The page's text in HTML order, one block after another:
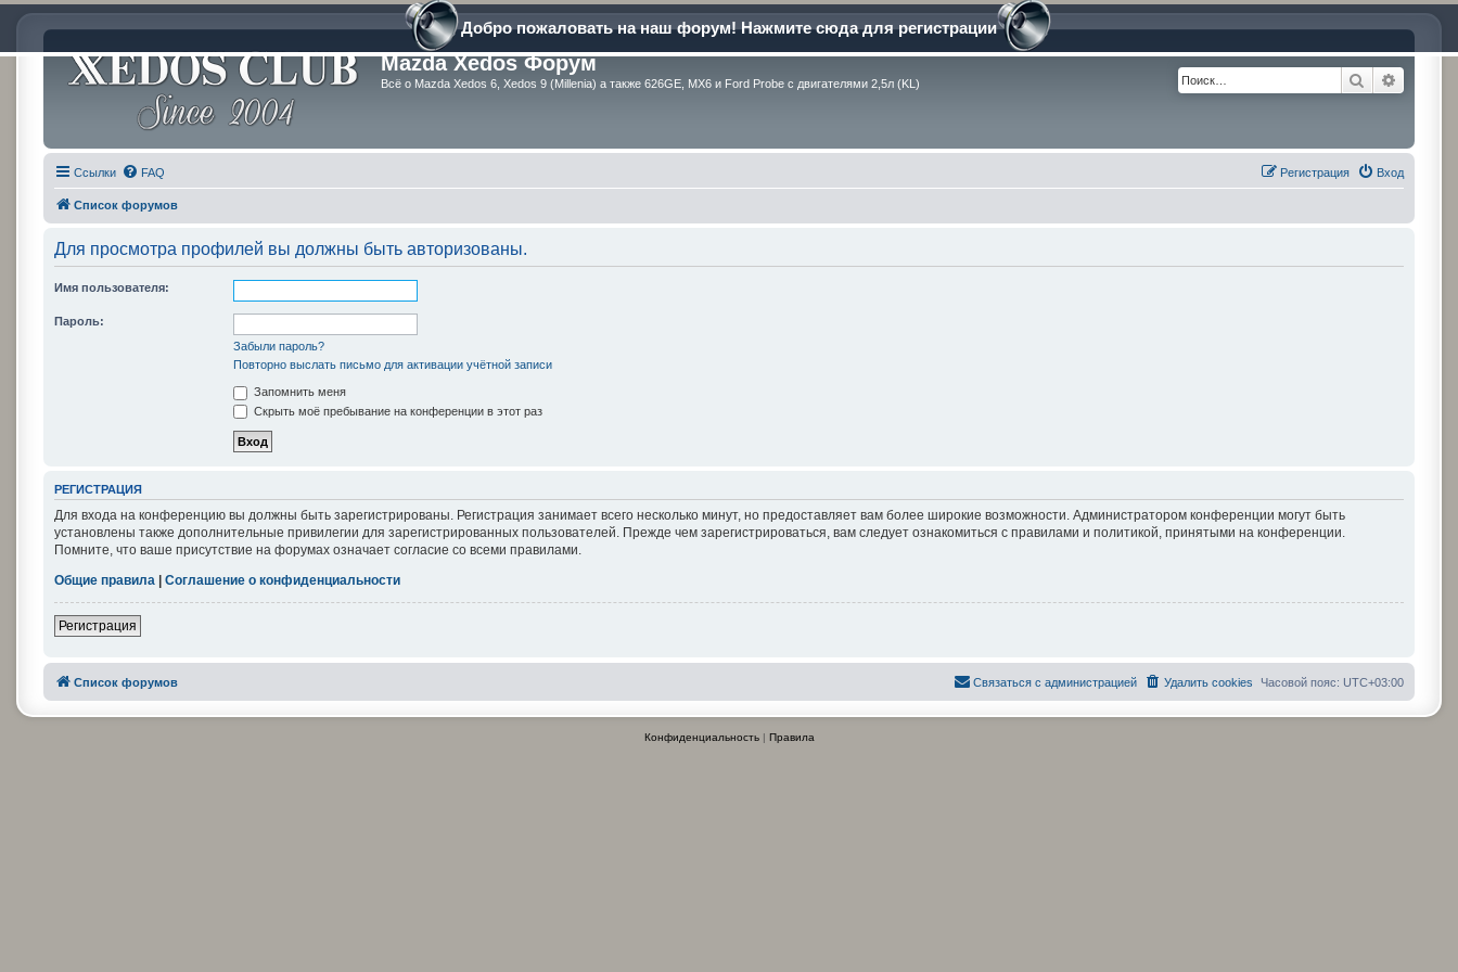
Добро пожаловать на наш форум! Нажмите сюда для регистрации
Mazda Xedos Форум
Всё о Mazda Xedos 6, Xedos 9 (Millenia) а также 626GE, MX6 и Ford Probe с двигателями 2,5л (KL) Поиск
Ссылки FAQ Вход
Регистрация
Список форумов
Для просмотра профилей вы должны быть авторизованы.
Имя пользователя:
Пароль:
Забыли пароль?
Повторно выслать письмо для активации учётной записи
Запомнить меня
Скрыть моё пребывание на конференции в этот раз
РЕГИСТРАЦИЯ
Для входа на конференцию вы должны быть зарегистрированы. Регистрация занимает всего несколько минут, но предоставляет вам более широкие возможности. Администратором конференции могут быть
установлены также дополнительные привилегии для зарегистрированных пользователей. Прежде чем зарегистрироваться, вам следует ознакомиться с правилами и политикой, принятыми на конференции.
Помните, что ваше присутствие на форумах означает согласие со всеми правилами.
Общие правила |Соглашение о конфиденциальности
Регистрация
Список форумов Часовой пояс: UTC+03:00
Удалить cookies
Связаться с администрацией
Конфиденциальность| Правила